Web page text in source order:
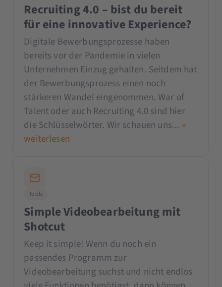
Recruiting 4.0 – bist du bereit
für eine innovative Experience?
Digitale Bewerbungsprozesse haben
bereits vor der Pandemie in vielen
Unternehmen Einzug gehalten. Seitdem hat
der Bewerbungsprozess einen noch
stärkeren Wandel eingenommen. War of
Talent oder auch Recruiting 4.0 sind hier
die Schlüsselwörter. Wir schauen uns... »
weiterlesen
Tools
Simple Videobearbeitung mit
Shotcut
Keep it simple! Wenn du noch ein
passendes Programm zur
Videobearbeitung suchst und nicht endlos